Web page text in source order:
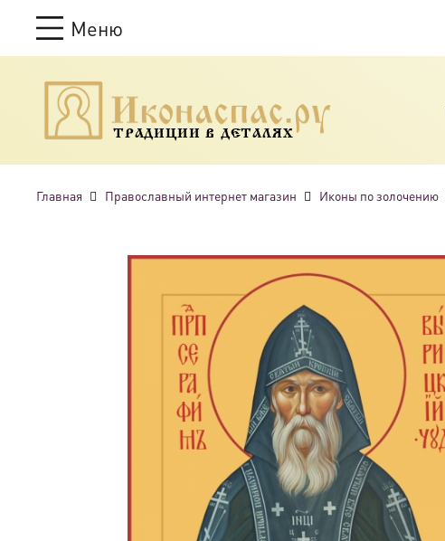
Меню
ТРАДИЦИИ В ДЕТАЛЯХ
Главная Православный интернет магазин Иконы по золочению